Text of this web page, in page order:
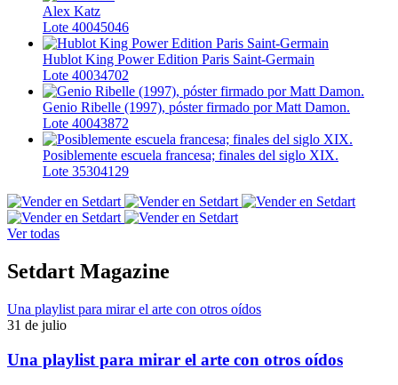
Alex Katz
Lote 40045046
Hublot King Power Edition Paris Saint-Germain
Lote 40034702
Genio Ribelle (1997), póster firmado por Matt Damon.
Lote 40043872
Posiblemente escuela francesa; finales del siglo XIX.
Lote 35304129
Ver todas
Setdart Magazine
Una playlist para mirar el arte con otros oídos
31 de julio
Una playlist para mirar el arte con otros oídos